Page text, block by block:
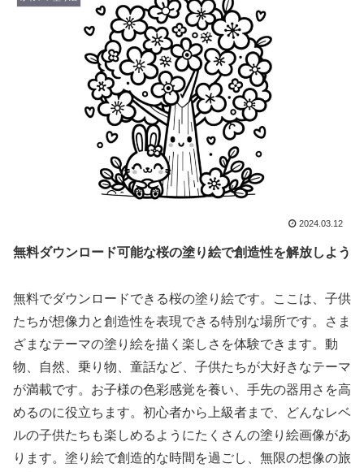
2024.03.12
無料ダウンロード可能な桜の塗り絵で創造性を解放しよう
無料でダウンロードできる桜の塗り絵です。ここは、子供
たちが想像力と創造性を表現できる特別な場所です。さま
ざまなテーマの塗り絵を描く楽しさを体験できます。動
物、自然、乗り物、童話など、子供たちが大好きなテーマ
が満載です。お子様の色彩感覚を養い、手先の器用さを高
めるのに役立ちます。初心者から上級者まで、どんなレベ
ルの子供たちも楽しめるようにたくさんの塗り絵画像があ
ります。塗り絵で創造的な時間を過ごし、無限の想像の旅